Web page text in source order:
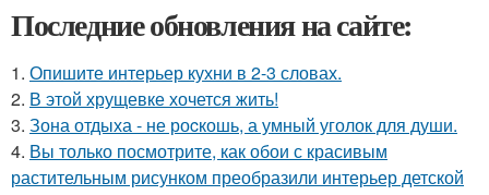
Последние обновления на сайте:
1. Опишите интерьер кухни в 2-3 словах.
2. В этой хрущевке хочется жить!
3. Зона отдыха - не роcкошь, а умный уголок для души.
4. Вы только посмотрите, как обои с красивым
растительным рисунком преобразили интерьер детской